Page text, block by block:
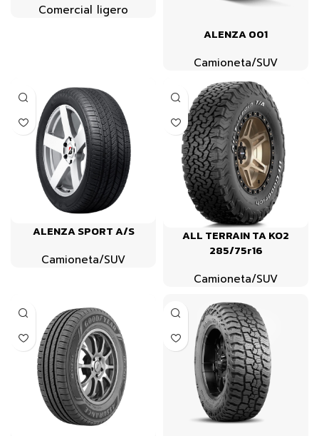
Comercial ligero
ALENZA 001
Camioneta/SUV
ALENZA SPORT A/S
Camioneta/SUV
ALL TERRAIN TA KO2
285/75r16
Camioneta/SUV